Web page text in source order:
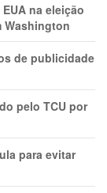
na eleição
Washington
de publicidade
pelo TCU por
para evitar